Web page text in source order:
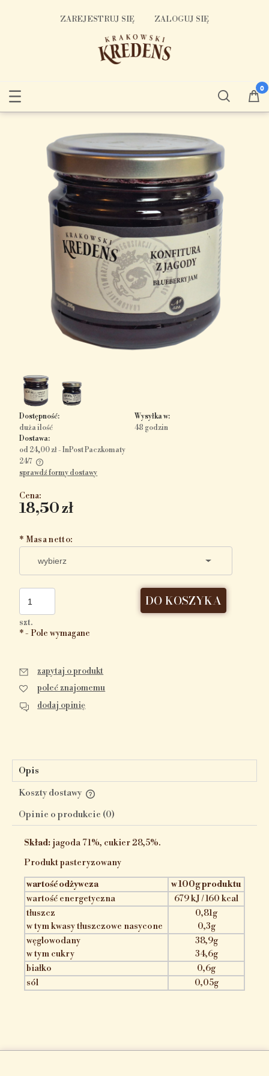
ZAREJESTRUJ SIĘ ZALOGUJ SIĘ
Dostępność:
duża ilość
Wysyłka w:
48 godzin
Dostawa:
od 24,00 zł- InPost Paczkomaty
24/7
Cena nie zawiera ewentualnych kosztów płatności
sprawdź formy dostawy
Cena:
18,50 zł
* Masa netto:
szt.
DO KOSZYKA
*- Pole wymagane
zapytaj o produkt
poleć znajomemu
dodaj opinię
Opis
Koszty dostawy
Cena nie zawiera ewentualnych kosztów płatności
Opinie o produkcie (0)
Skład: jagoda 71%, cukier 28,5%.
Produkt pasteryzowany
wartość odżywcza
w 100g produktu
wartość energetyczna
679 kJ / 160 kcal
tłuszcz
0,81g
w tym kwasy tłuszczowe nasycone
0,3g
węglowodany
38,9g
w tym cukry
34,6g
białko
0,6g
sól
0,05g